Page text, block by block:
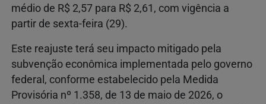
médio de R$ 2,57 para R$ 2,61, com vigência a
partir de sexta-feira (29).
Este reajuste terá seu impacto mitigado pela
subvenção econômica implementada pelo governo
federal, conforme estabelecido pela Medida
Provisória nº 1.358, de 13 de maio de 2026, o